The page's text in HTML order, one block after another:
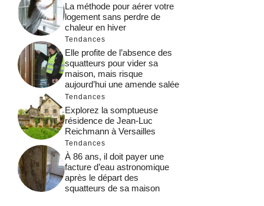
La méthode pour aérer votre
logement sans perdre de
chaleur en hiver
Tendances
Elle profite de l’absence des
squatteurs pour vider sa
maison, mais risque
aujourd’hui une amende salée
Tendances
Explorez la somptueuse
résidence de Jean-Luc
Reichmann à Versailles
Tendances
À 86 ans, il doit payer une
facture d’eau astronomique
après le départ des
squatteurs de sa maison